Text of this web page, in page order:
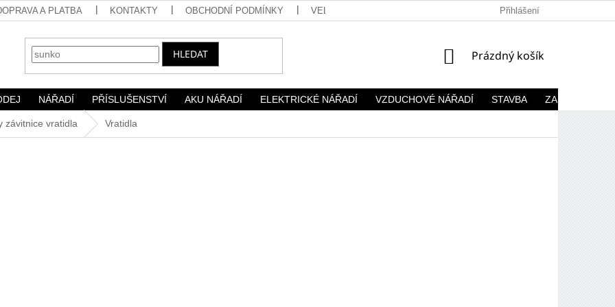
A PLATBA KONTAKTY OBCHODNÍ PODMÍNKY VELKOOBCHOD Přihlášení
HLEDAT
NÁKUPNÍ
Prázdný košík
NÁŘADÍ PŘÍSLUŠENSTVÍ AKU NÁŘADÍ ELEKTRICKÉ NÁŘADÍ VZDUCHOVÉ NÁŘADÍ STAVBA ZAHRADA
závitnice vratidla Vratidla